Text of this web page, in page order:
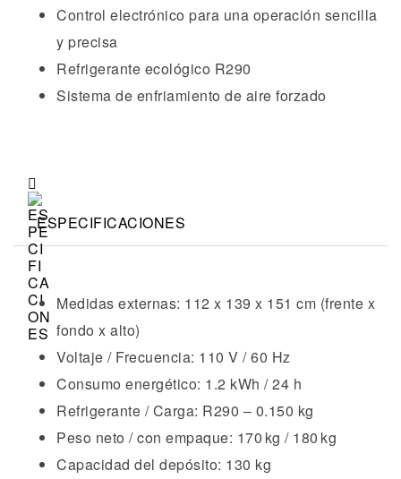
Control electrónico para una operación sencilla
y precisa
Refrigerante ecológico R290
Sistema de enfriamiento de aire forzado
ESPECIFICACIONES
Medidas externas: 112 x 139 x 151 cm (frente x
fondo x alto)
Voltaje / Frecuencia: 110 V / 60 Hz
Consumo energético: 1.2 kWh / 24 h
Refrigerante / Carga: R290 – 0.150 kg
Peso neto / con empaque: 170 kg / 180 kg
Capacidad del depósito: 130 kg